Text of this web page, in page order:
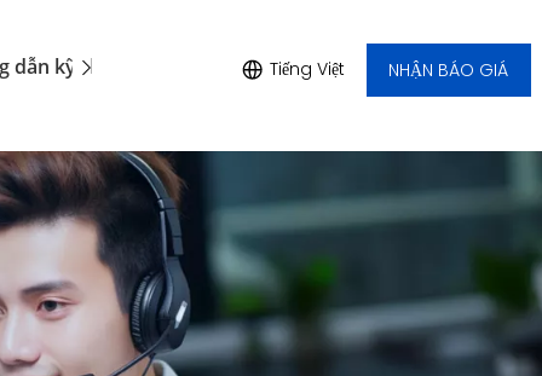
dẫn kỹ thuật Tiếng Việt NHẬN BÁO GIÁ »